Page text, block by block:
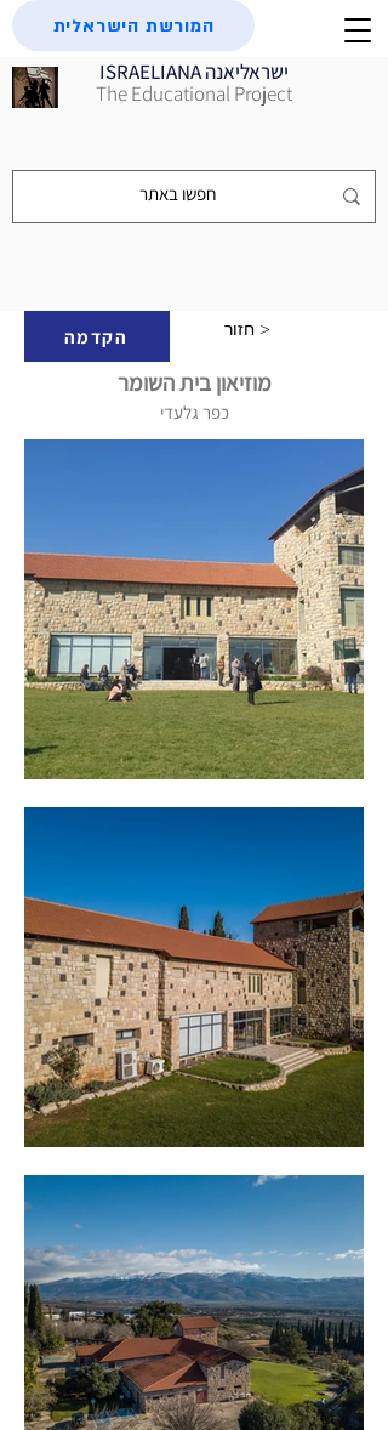
ISRAELIANA ישראליאנה
The Educational Project
המורשת הישראלית
הקדמה חזור >
מוזיאון בית השומר
כפר גלעדי